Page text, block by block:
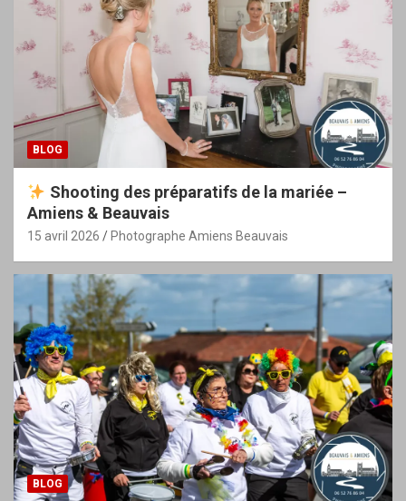
BLOG
Shooting des préparatifs de la mariée –
Amiens & Beauvais
15 avril 2026 Photographe Amiens Beauvais
BLOG